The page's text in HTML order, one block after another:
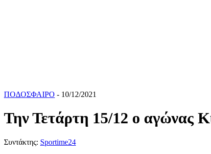
ΠΟΔΟΣΦΑΙΡΟ - 10/12/2021
Την Τετάρτη 15/12 ο αγώνας
Συντάκτης: Sportime24